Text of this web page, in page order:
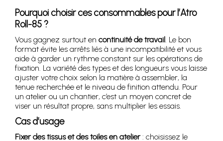
Pourquoi choisir ces consommables pour l’Atro
Roll-85 ?
Vous gagnez surtout en continuité de travail. Le bon
format évite les arrêts liés à une incompatibilité et vous
aide à garder un rythme constant sur les opérations de
fixation. La variété des types et des longueurs vous laisse
ajuster votre choix selon la matière à assembler, la
tenue recherchée et le niveau de finition attendu. Pour
un atelier ou un chantier, c’est un moyen concret de
viser un résultat propre, sans multiplier les essais.
Cas d’usage
Fixer des tissus et des toiles en atelier: choisissez le